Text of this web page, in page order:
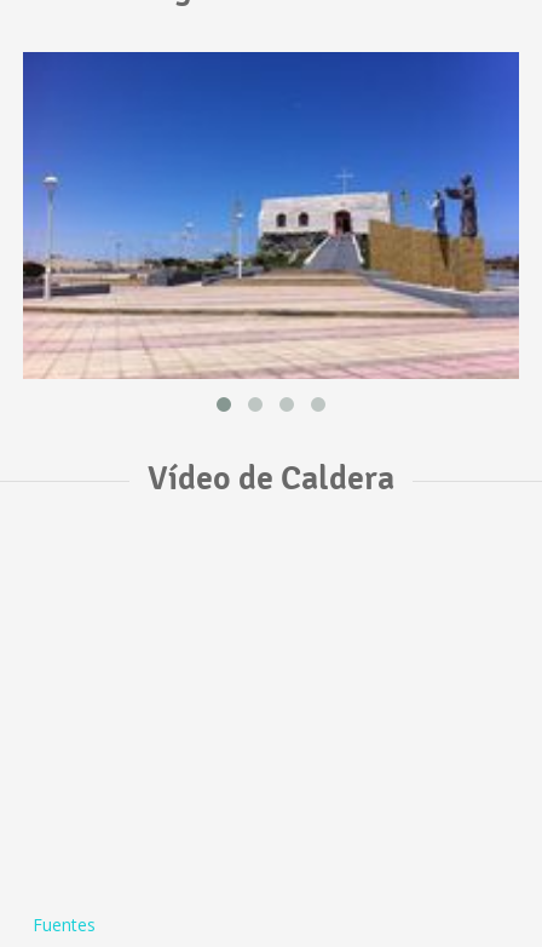
Vídeo de Caldera
Fuentes